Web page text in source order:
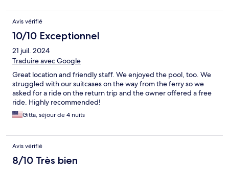
Avis vérifié
10/10 Exceptionnel
21 juil. 2024
Traduire avec Google
Great location and friendly staff. We enjoyed the pool, too. We
struggled with our suitcases on the way from the ferry so we
asked for a ride on the return trip and the owner offered a free
ride. Highly recommended!
Gitta, séjour de 4 nuits
Avis vérifié
8/10 Très bien